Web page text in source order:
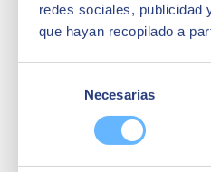
redes sociales, publicidad
que hayan recopilado a
consentimiento
Necesarias